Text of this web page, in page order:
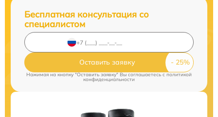
Бесплатная консультация со
специалистом
Оставить заявку
Нажимая на кнопку "Оставить заявку" Вы соглашаетесь cполитикой
конфиденциальности